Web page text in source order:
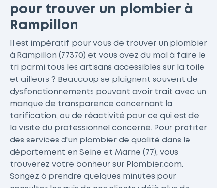
pour trouver un plombier à
Rampillon
Il est impératif pour vous de trouver un plombier
à Rampillon (77370) et vous avez du mal à faire le
tri parmi tous les artisans accessibles sur la toile
et ailleurs ? Beaucoup se plaignent souvent de
dysfonctionnements pouvant avoir trait avec un
manque de transparence concernant la
tarification, ou de réactivité pour ce qui est de
la visite du professionnel concerné. Pour profiter
des services d'un plombier de qualité dans le
département en Seine et Marne (77), vous
trouverez votre bonheur sur Plombier.com.
Songez à prendre quelques minutes pour